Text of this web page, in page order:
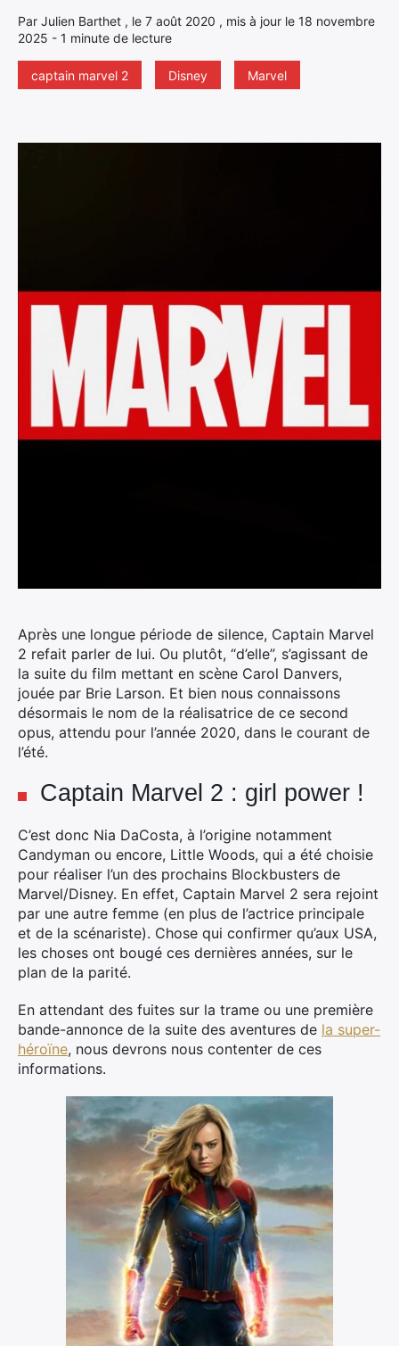
Par Julien Barthet , le 7 août 2020 , mis à jour le 18 novembre
2025 - 1 minute de lecture
captain marvel 2 Disney Marvel
Après une longue période de silence, Captain Marvel
2 refait parler de lui. Ou plutôt, “d’elle”, s’agissant de
la suite du film mettant en scène Carol Danvers,
jouée par Brie Larson. Et bien nous connaissons
désormais le nom de la réalisatrice de ce second
opus, attendu pour l’année 2020, dans le courant de
l’été.
Captain Marvel 2 : girl power !
C’est donc Nia DaCosta, à l’origine notamment
Candyman ou encore, Little Woods, qui a été choisie
pour réaliser l’un des prochains Blockbusters de
Marvel/Disney. En effet, Captain Marvel 2 sera rejoint
par une autre femme (en plus de l’actrice principale
et de la scénariste). Chose qui confirmer qu’aux USA,
les choses ont bougé ces dernières années, sur le
plan de la parité.
En attendant des fuites sur la trame ou une première
bande-annonce de la suite des aventures de la super-
héroïne, nous devrons nous contenter de ces
informations.